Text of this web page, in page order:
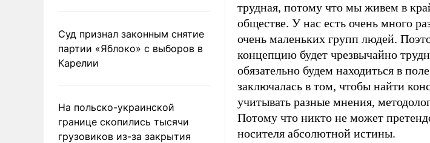
Суд признал законным снятие
партии «Яблоко» с выборов в
Карелии
На польско-украинской
границе скопились тысячи
грузовиков из-за закрытия
трудная, потому что мы живем в
обществе. У нас есть очень много
очень маленьких групп людей.
концепцию будет чрезвычайно
обязательно будем находиться в
заключалась в том, чтобы найти
учитывать разные мнения,
Потому что никто не может
носителя абсолютной истины.